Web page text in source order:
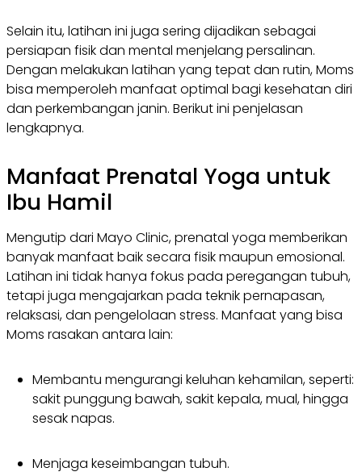
Selain itu, latihan ini juga sering dijadikan sebagai
persiapan fisik dan mental menjelang persalinan.
Dengan melakukan latihan yang tepat dan rutin, Moms
bisa memperoleh manfaat optimal bagi kesehatan diri
dan perkembangan janin. Berikut ini penjelasan
lengkapnya.
Manfaat Prenatal Yoga untuk
Ibu Hamil
Mengutip dari Mayo Clinic, prenatal yoga memberikan
banyak manfaat baik secara fisik maupun emosional.
Latihan ini tidak hanya fokus pada peregangan tubuh,
tetapi juga mengajarkan pada teknik pernapasan,
relaksasi, dan pengelolaan stress. Manfaat yang bisa
Moms rasakan antara lain:
Membantu mengurangi keluhan kehamilan, seperti:
sakit punggung bawah, sakit kepala, mual, hingga
sesak napas.
Menjaga keseimbangan tubuh.